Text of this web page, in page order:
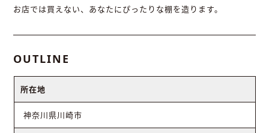
お店では買えない、あなたにぴったりな棚を造ります。
OUTLINE
所在地
神奈川県川崎市